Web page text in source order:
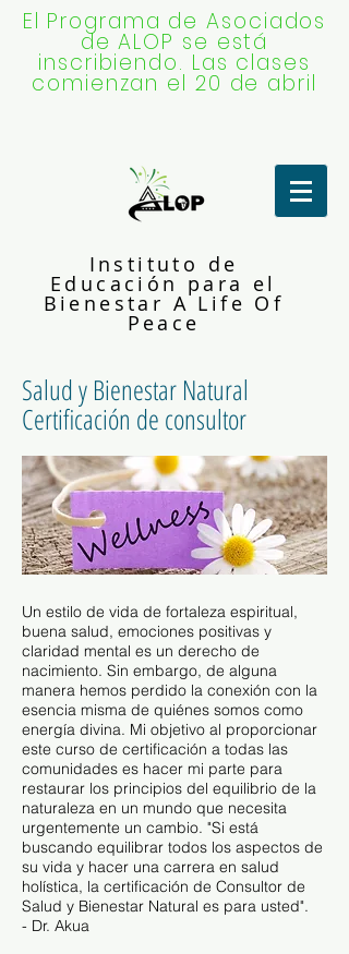
El Programa de Asociados
de ALOP se está
inscribiendo. Las clases
comienzan el 20 de abril
Instituto de
Educación para el
Bienestar A Life Of
Peace
Salud y Bienestar Natural
Certificación de consultor
Un estilo de vida de fortaleza espiritual,
buena salud, emociones positivas y
claridad mental es un derecho de
nacimiento. Sin embargo, de alguna
manera hemos perdido la conexión con la
esencia misma de quiénes somos como
energía divina. Mi objetivo al proporcionar
este curso de certificación a todas las
comunidades es hacer mi parte para
restaurar los principios del equilibrio de la
naturaleza en un mundo que necesita
urgentemente un cambio. "Si está
buscando equilibrar todos los aspectos de
su vida y hacer una carrera en salud
holística, la certificación de Consultor de
Salud y Bienestar Natural es para usted".
- Dr. Akua